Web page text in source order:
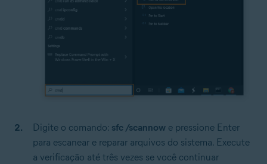
Digite o comando: sfc /scannow e pressione Enter
para escanear e reparar arquivos do sistema. Execute
a verificação até três vezes se você continuar